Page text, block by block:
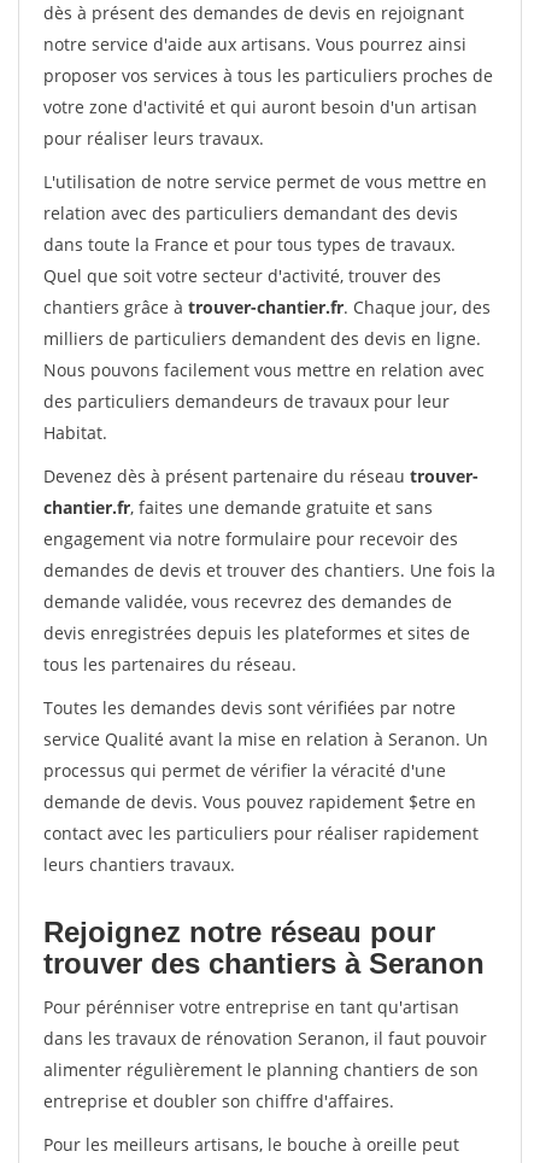
dès à présent des demandes de devis en rejoignant
notre service d'aide aux artisans. Vous pourrez ainsi
proposer vos services à tous les particuliers proches de
votre zone d'activité et qui auront besoin d'un artisan
pour réaliser leurs travaux.
L'utilisation de notre service permet de vous mettre en
relation avec des particuliers demandant des devis
dans toute la France et pour tous types de travaux.
Quel que soit votre secteur d'activité, trouver des
chantiers grâce à trouver-chantier.fr. Chaque jour, des
milliers de particuliers demandent des devis en ligne.
Nous pouvons facilement vous mettre en relation avec
des particuliers demandeurs de travaux pour leur
Habitat.
Devenez dès à présent partenaire du réseau trouver-
chantier.fr, faites une demande gratuite et sans
engagement via notre formulaire pour recevoir des
demandes de devis et trouver des chantiers. Une fois la
demande validée, vous recevrez des demandes de
devis enregistrées depuis les plateformes et sites de
tous les partenaires du réseau.
Toutes les demandes devis sont vérifiées par notre
service Qualité avant la mise en relation à Seranon. Un
processus qui permet de vérifier la véracité d'une
demande de devis. Vous pouvez rapidement $etre en
contact avec les particuliers pour réaliser rapidement
leurs chantiers travaux.
Rejoignez notre réseau pour
trouver des chantiers à Seranon
Pour pérénniser votre entreprise en tant qu'artisan
dans les travaux de rénovation Seranon, il faut pouvoir
alimenter régulièrement le planning chantiers de son
entreprise et doubler son chiffre d'affaires.
Pour les meilleurs artisans, le bouche à oreille peut